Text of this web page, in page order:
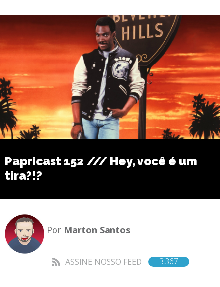
Papricast 152 /// Hey, você é um
tira?!?
Por Marton Santos
ASSINE NOSSO FEED 3.367